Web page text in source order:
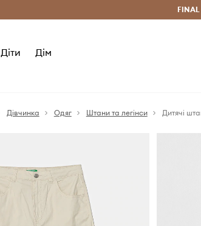
Безкоштовна доставка з ЄС (від 2800 грн)
Діти Дім
Дівчинка Одяг Штани та легінси Дитячі